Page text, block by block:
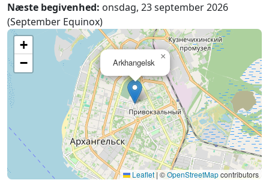
Næste begivenhed: onsdag, 23 september 2026
(September Equinox)
Arkhangelsk
×
+
−
Leaflet |©OpenStreetMapcontributors